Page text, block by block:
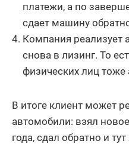
платежи, а по
сдает машину
Компания реализует
снова в лизинг. То
физических лиц тоже
В итоге клиент может
автомобили: взял
года, сдал обратно и